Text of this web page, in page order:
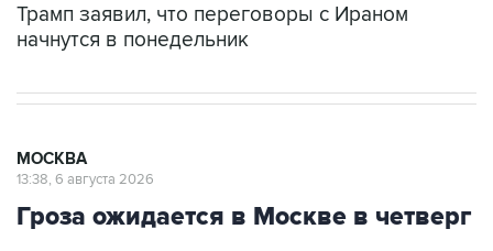
Трамп заявил, что переговоры с Ираном
начнутся в понедельник
МОСКВА
13:38, 6 августа 2026
Гроза ожидается в Москве в четверг